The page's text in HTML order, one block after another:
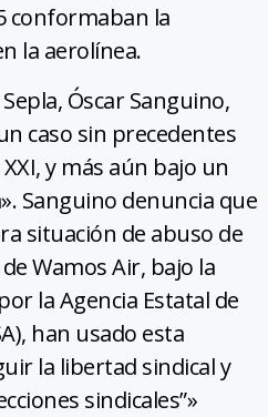
conformaban la
la aerolínea.
Óscar Sanguino,
caso sin precedentes
y más aún bajo un
Sanguino denuncia que
situación de abuso de
Wamos Air, bajo la
la Agencia Estatal de
han usado esta
la libertad sindical y
sindicales”»